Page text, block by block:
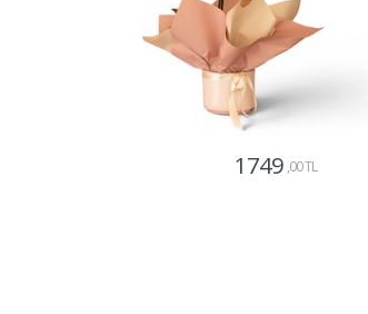
1749 ,00 TL